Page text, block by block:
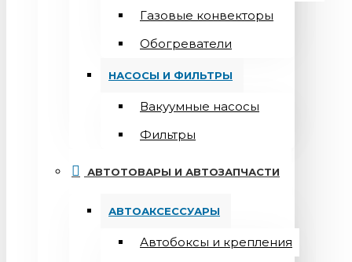
Газовые конвекторы
Обогреватели
НАСОСЫ И ФИЛЬТРЫ
Вакуумные насосы
Фильтры
АВТОТОВАРЫ И АВТОЗАПЧАСТИ
АВТОАКСЕССУАРЫ
Автобоксы и крепления